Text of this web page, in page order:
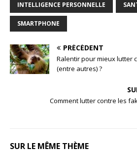
INTELLIGENCE PERSONNELLE
SMARTPHONE
PRÉCÉDENT
Ralentir pour mieux lutter
(entre autres) ?
Comment lutter contre les
SUR LE MÊME THÈME